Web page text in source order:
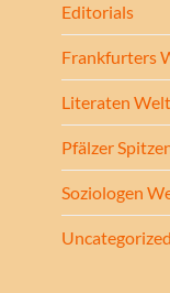
Editorials
Frankfurters
Literaten Welt
Pfälzer
Soziologen
Uncategorized